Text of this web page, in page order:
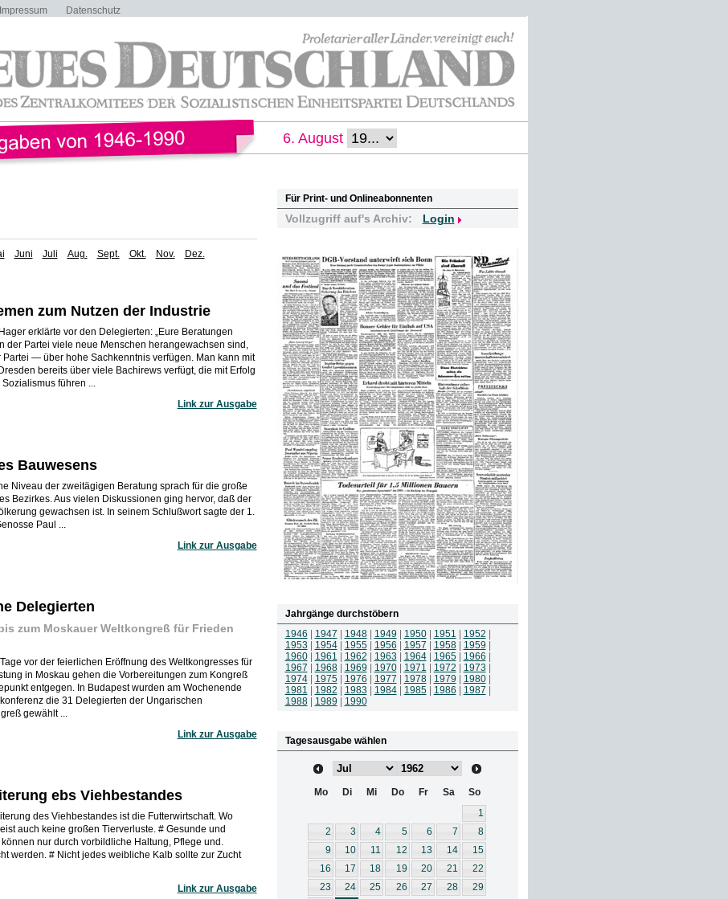
Impressum Datenschutz
6. August
Juni Juli Aug. Sept. Okt. Nov. Dez.
zum Nutzen der Industrie
erklärte vor den Delegierten: „Eure Beratungen
der Partei viele neue Menschen herangewachsen sind,
— über hohe Sachkenntnis verfügen. Man kann mit
bereits über viele Bachirews verfügt, die mit Erfolg
führen ...
Link zur Ausgabe
Bauwesens
Niveau der zweitägigen Beratung sprach für die große
Bezirkes. Aus vielen Diskussionen ging hervor, daß der
gewachsen ist. In seinem Schlußwort sagte der 1.
Paul ...
Link zur Ausgabe
Delegierten
zum Moskauer Weltkongreß für Frieden
vor der feierlichen Eröffnung des Weltkongresses für
in Moskau gehen die Vorbereitungen zum Kongreß
entgegen. In Budapest wurden am Wochenende
die 31 Delegierten der Ungarischen
gewählt ...
Link zur Ausgabe
ebs Viehbestandes
des Viehbestandes ist die Futterwirtschaft. Wo
auch keine großen Tierverluste. # Gesunde und
nur durch vorbildliche Haltung, Pflege und.
werden. # Nicht jedes weibliche Kalb sollte zur Zucht
Link zur Ausgabe
Für Print- und Onlineabonnenten
Vollzugriff auf's Archiv: Login
Jahrgänge durchstöbern
1946
1947 1948| 1949 1950| 1951 1952
1953
1954| 1955| 1956 1957 1958| 1959
1960| 1961 1962 1963 1964| 1965| 1966
1967
1968| 1969 1970| 1971 1972 1973
1974| 1975| 1976 1977 1978| 1979 1980|
1981
1982 1983 1984| 1985| 1986 1987
1988| 1989 1990
Tagesausgabe wählen
Mo Di Mi Do Fr Sa
So
1
2
3 4 5 6 7
8
9
10 11 12 13 14
15
16
17 18 19 20 21
22
23
24 25 26 27 28
29